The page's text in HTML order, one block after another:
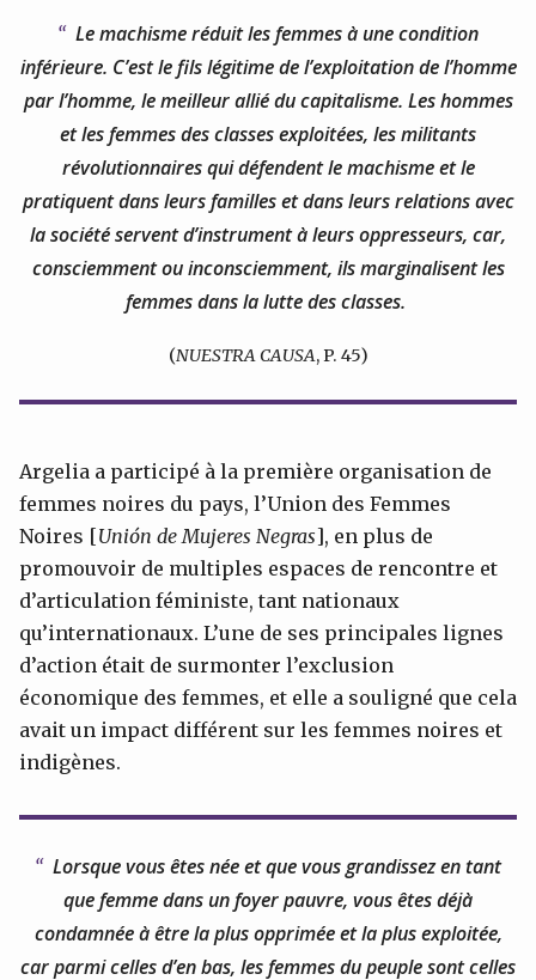
Le machisme réduit les femmes à une condition
inférieure. C’est le fils légitime de l’exploitation de l’homme
par l’homme, le meilleur allié du capitalisme. Les hommes
et les femmes des classes exploitées, les militants
révolutionnaires qui défendent le machisme et le
pratiquent dans leurs familles et dans leurs relations avec
la société servent d’instrument à leurs oppresseurs, car,
consciemment ou inconsciemment, ils marginalisent les
femmes dans la lutte des classes.
(NUESTRA CAUSA, P. 45)
Argelia a participé à la première organisation de
femmes noires du pays, l’Union des Femmes
Noires [Unión de Mujeres Negras], en plus de
promouvoir de multiples espaces de rencontre et
d’articulation féministe, tant nationaux
qu’internationaux. L’une de ses principales lignes
d’action était de surmonter l’exclusion
économique des femmes, et elle a souligné que cela
avait un impact différent sur les femmes noires et
indigènes.
Lorsque vous êtes née et que vous grandissez en tant
que femme dans un foyer pauvre, vous êtes déjà
condamnée à être la plus opprimée et la plus exploitée,
car parmi celles d’en bas, les femmes du peuple sont celles